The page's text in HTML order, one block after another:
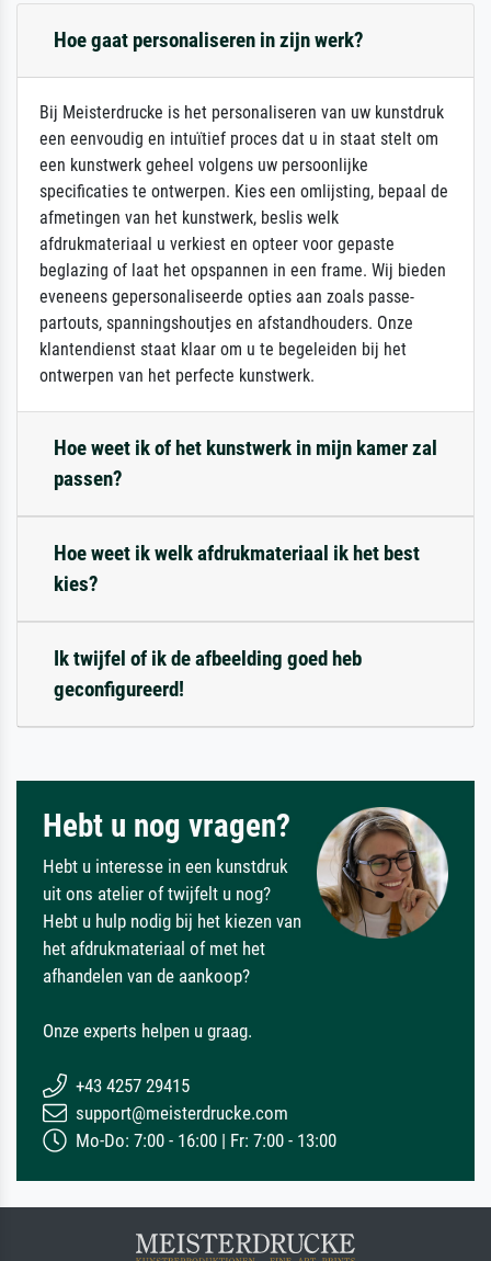
Hoe gaat personaliseren in zijn werk?
Bij Meisterdrucke is het personaliseren van uw kunstdruk
een eenvoudig en intuïtief proces dat u in staat stelt om
een kunstwerk geheel volgens uw persoonlijke
specificaties te ontwerpen. Kies een omlijsting, bepaal de
afmetingen van het kunstwerk, beslis welk
afdrukmateriaal u verkiest en opteer voor gepaste
beglazing of laat het opspannen in een frame. Wij bieden
eveneens gepersonaliseerde opties aan zoals passe-
partouts, spanningshoutjes en afstandhouders. Onze
klantendienst staat klaar om u te begeleiden bij het
ontwerpen van het perfecte kunstwerk.
Hoe weet ik of het kunstwerk in mijn kamer zal
passen?
Hoe weet ik welk afdrukmateriaal ik het best
kies?
Ik twijfel of ik de afbeelding goed heb
geconfigureerd!
Hebt u nog vragen?
Hebt u interesse in een kunstdruk
uit ons atelier of twijfelt u nog?
Hebt u hulp nodig bij het kiezen van
het afdrukmateriaal of met het
afhandelen van de aankoop?
Onze experts helpen u graag.
+43 4257 29415
support@meisterdrucke.com
Mo-Do: 7:00 - 16:00 | Fr: 7:00 - 13:00